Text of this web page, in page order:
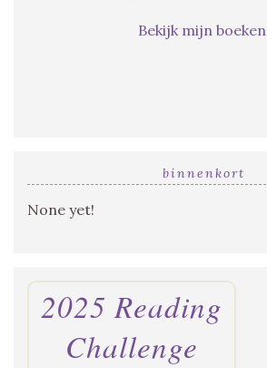
Bekijk mijn boeken
binnenkort
None yet!
2025 Reading
Challenge